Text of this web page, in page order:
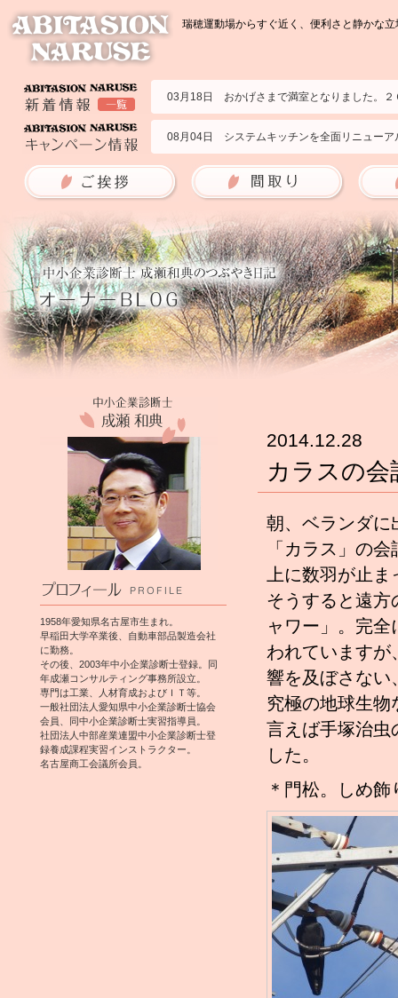
瑞穂運動場からすぐ近く、便利さと静かな
07月23日 2部屋募集いたします。２０２６年
03月18日 おかげさまで満室となりました。２
02月09日 ２０１号室の募集です。２０２５年
09月09日 ブランチアベニューのサイトに掲載
08月04日 システムキッチンを全面リニューア
06月10日 アビタシオンナルセの耐震強度を診
2014.12.28
カラスの会
朝、ベランダに
「カラス」の
上に数羽が止
そうすると遠方
ャワー」。完
われていますが
響を及ぼさない
究極の地球生物
言えば手塚治虫
した。
＊門松。しめ
1958年愛知県名古屋市生まれ。
早稲田大学卒業後、自動車部品製造会社
に勤務。
その後、2003年中小企業診断士登録。同
年成瀬コンサルティング事務所設立。
専門は工業、人材育成およびＩＴ等。
一般社団法人愛知県中小企業診断士協会
会員、同中小企業診断士実習指導員。
社団法人中部産業連盟中小企業診断士登
録養成課程実習インストラクター。
名古屋商工会議所会員。